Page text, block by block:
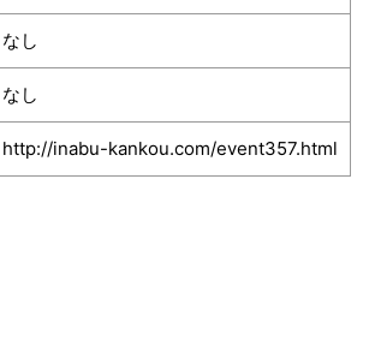
なし
なし
http://inabu-kankou.com/event357.html